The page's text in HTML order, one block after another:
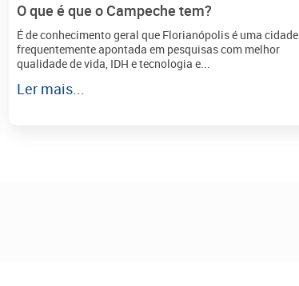
O que é que o Campeche tem?
É de conhecimento geral que Florianópolis é uma cidade
frequentemente apontada em pesquisas com melhor
qualidade de vida, IDH e tecnologia e...
Ler mais...